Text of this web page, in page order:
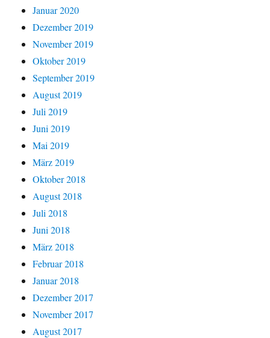
Januar 2020
Dezember 2019
November 2019
Oktober 2019
September 2019
August 2019
Juli 2019
Juni 2019
Mai 2019
März 2019
Oktober 2018
August 2018
Juli 2018
Juni 2018
März 2018
Februar 2018
Januar 2018
Dezember 2017
November 2017
August 2017